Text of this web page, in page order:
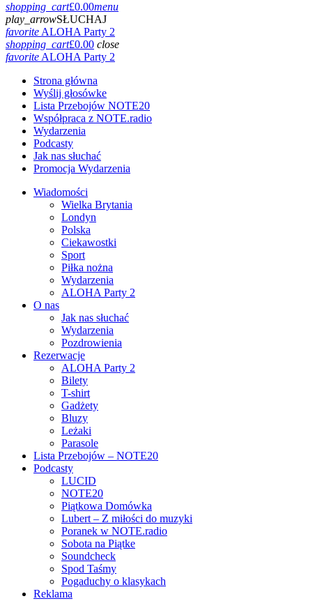
shopping_cart£0.00menu
play_arrowSŁUCHAJ
favoriteALOHA Party 2
shopping_cart£0.00 close
favoriteALOHA Party 2
Strona główna
Wyślij głosówke
Lista Przebojów NOTE20
Współpraca z NOTE.radio
Wydarzenia
Podcasty
Jak nas słuchać
Promocja Wydarzenia
Wiadomości
Wielka Brytania
Londyn
Polska
Ciekawostki
Sport
Piłka nożna
Wydarzenia
ALOHA Party 2
O nas
Jak nas słuchać
Wydarzenia
Pozdrowienia
Rezerwacje
ALOHA Party 2
Bilety
T-shirt
Gadżety
Bluzy
Leżaki
Parasole
Lista Przebojów – NOTE20
Podcasty
LUCID
NOTE20
Piątkowa Domówka
Lubert – Z miłości do muzyki
Poranek w NOTE.radio
Sobota na Piątke
Soundcheck
Spod Taśmy
Pogaduchy o klasykach
Reklama